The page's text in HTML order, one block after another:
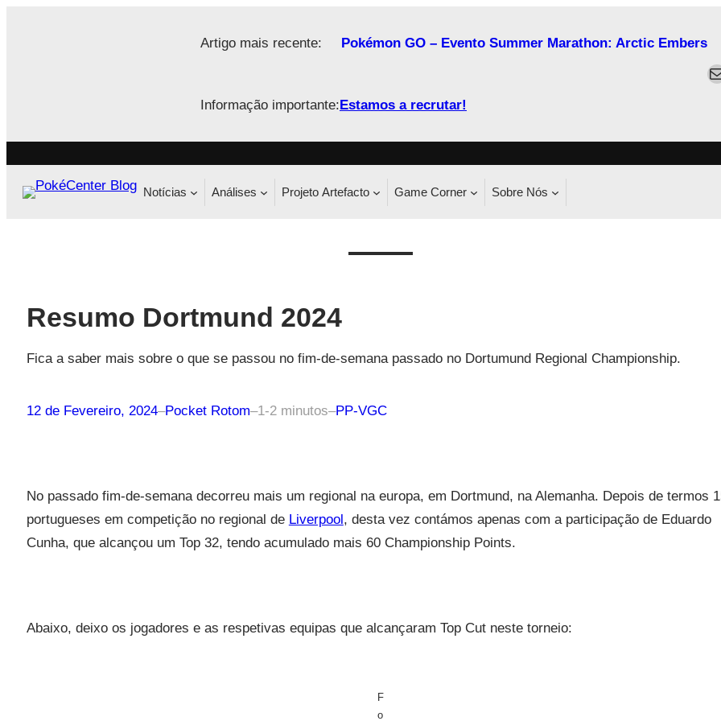
Artigo mais recente: Pokémon GO – Evento Summer Marathon: Arctic Embers
Informação importante:Estamos a recrutar!
Notícias Análises Projeto Artefacto Game Corner Sobre Nós
Resumo Dortmund 2024
Fica a saber mais sobre o que se passou no fim-de-semana passado no Dortumund Regional Championship.
12 de Fevereiro, 2024–Pocket Rotom–1-2 minutos–PP-VGC
No passado fim-de-semana decorreu mais um regional na europa, em Dortmund, na Alemanha. Depois de termos
portugueses em competição no regional de Liverpool, desta vez contámos apenas com a participação de Eduardo
Cunha, que alcançou um Top 32, tendo acumulado mais 60 Championship Points.
Abaixo, deixo os jogadores e as respetivas equipas que alcançaram Top Cut neste torneio:
F
o